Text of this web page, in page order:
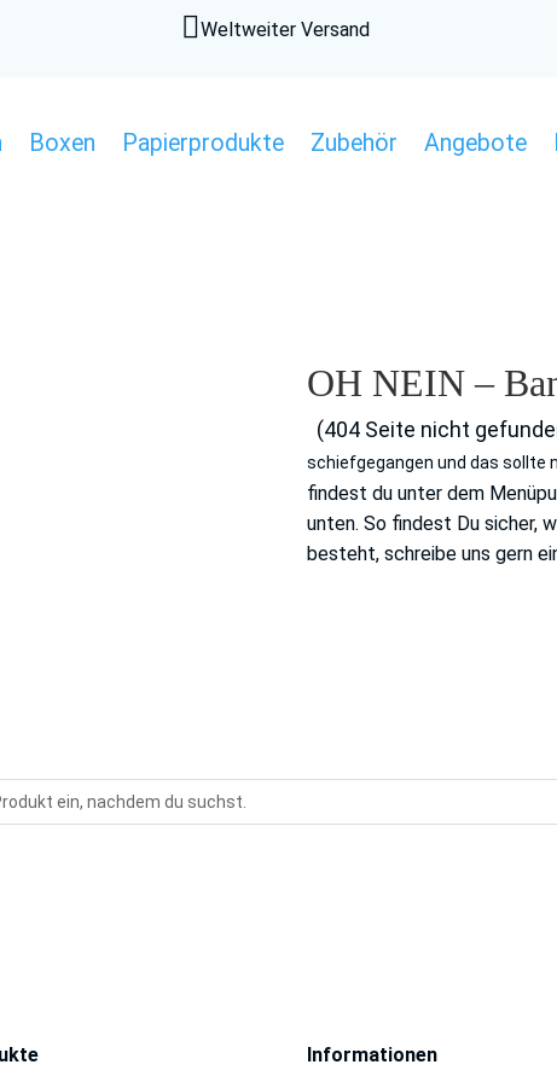
Weltweiter Versand
Boxen Papierprodukte Zubehör Angebote
OH NEIN –
(404 Seite nicht
schiefgegangen und das sollte
findest du unter dem
unten. So findest Du sicher,
besteht, schreibe uns gern
Informationen